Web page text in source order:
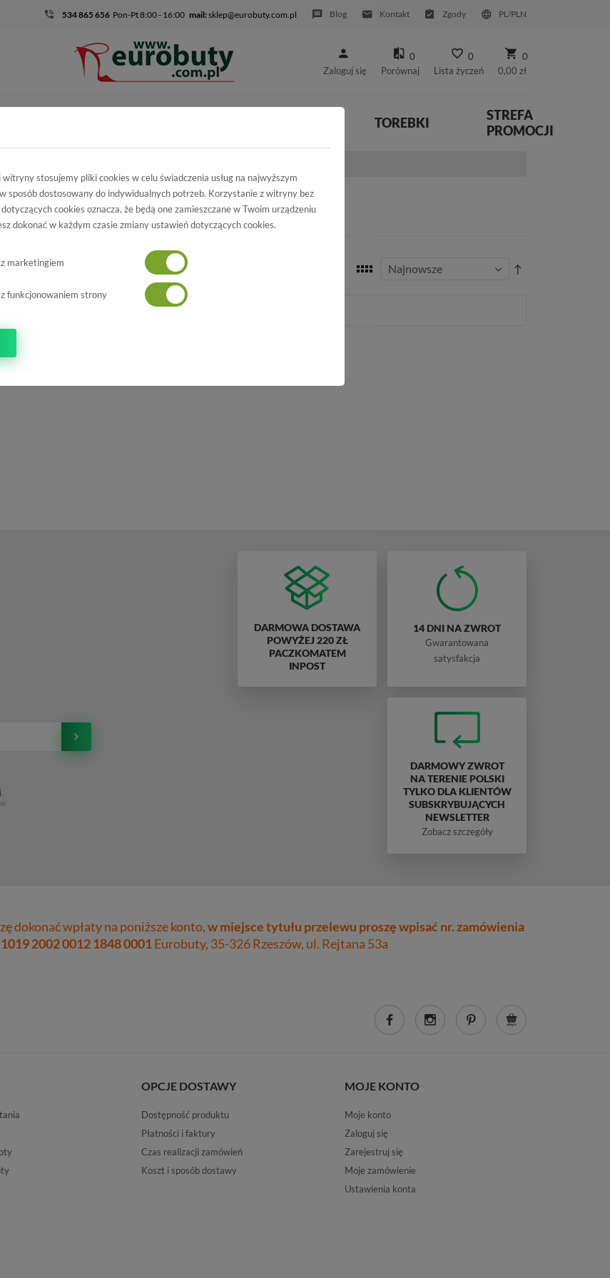
534 865 656 Pon-Pt 8:00 - 16:00 mail:sklep@eurobuty.com.pl Blog Kontakt Zgody PL/PLN
Zaloguj się
0
Porównaj
0
Lista życzeń
0
0,00 zł
TOREBKI
STREFA
PROMOCJI
odpowiadającego filtrom.
,
DARMOWA DOSTAWA
POWYŻEJ 220 ZŁ
PACZKOMATEM
INPOST
14 DNI NA ZWROT
Gwarantowana
satysfakcja
DARMOWY ZWROT
NA TERENIE POLSKI
TYLKO DLA KLIENTÓW
SUBSKRYBUJĄCYCH
NEWSLETTER
Zobacz szczegóły
dokonać wpłaty na poniższe konto,w miejsce tytułu przelewu proszę wpisać nr. zamówienia
2002 0012 1848 0001Eurobuty, 35-326 Rzeszów, ul. Rejtana 53a
OPCJE DOSTAWY
Dostępność produktu
Płatności i faktury
Czas realizacji zamówień
Koszt i sposób dostawy
MOJE KONTO
Moje konto
Zaloguj się
Zarejestruj się
Moje zamówienie
Ustawienia konta
stosujemy pliki cookies w celu świadczenia usług na najwyższym
sposób dostosowany do indywidualnych potrzeb. Korzystanie z witryny bez
cookies oznacza, że będą one zamieszczane w Twoim urządzeniu
dokonać w każdym czasie zmiany ustawień dotyczących cookies.
marketingiem
funkcjonowaniem strony